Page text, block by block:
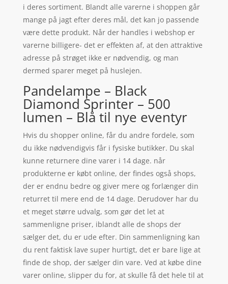
i deres sortiment. Blandt alle varerne i shoppen går
mange på jagt efter deres mål, det kan jo passende
være dette produkt. Når der handles i webshop er
varerne billigere- det er effekten af, at den attraktive
adresse på strøget ikke er nødvendig, og man
dermed sparer meget på huslejen.
Pandelampe – Black
Diamond Sprinter – 500
lumen – Blå til nye eventyr
Hvis du shopper online, får du andre fordele, som
du ikke nødvendigvis får i fysiske butikker. Du skal
kunne returnere dine varer i 14 dage. når
produkterne er købt online, der findes også shops,
der er endnu bedre og giver mere og forlænger din
returret til mere end de 14 dage. Derudover har du
et meget større udvalg, som gør det let at
sammenligne priser, iblandt alle de shops der
sælger det, du er ude efter. Din sammenligning kan
du rent faktisk lave super hurtigt, det er bare lige at
finde de shop, der sælger din vare. Ved at købe dine
varer online, slipper du for, at skulle få det hele til at